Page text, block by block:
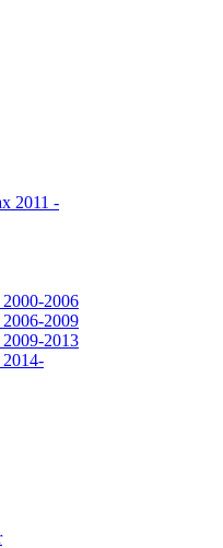
2011 -
2006
2009
2013